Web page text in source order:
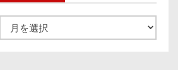
ー